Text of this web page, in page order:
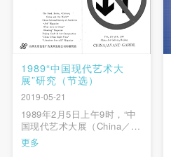
1989“中国现代艺术大
展”研究（节选）
2019-05-21
1989年2月5日上午9时，“中
国现代艺术大展（China／
Avant-Garde）”在北京的中
国美术馆宣布开幕，展览海
更多